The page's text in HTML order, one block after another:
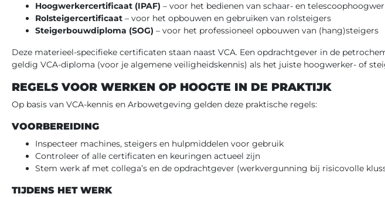
Hoogwerkercertificaat (IPAF) – voor het bedienen van schaar- en
Rolsteigercertificaat – voor het opbouwen en gebruiken van rolsteigers
Steigerbouwdiploma (SOG) – voor het professioneel opbouwen van (hang)steigers
Deze materieel-specifieke certificaten staan naast VCA. Een opdrachtgever in de
geldig VCA-diploma (voor je algemene veiligheidskennis) als het juiste hoogwerker- of
REGELS VOOR WERKEN OP HOOGTE IN DE PRAKTIJK
Op basis van VCA-kennis en Arbowetgeving gelden deze praktische regels:
VOORBEREIDING
Inspecteer machines, steigers en hulpmiddelen voor gebruik
Controleer of alle certificaten en keuringen actueel zijn
Stem werk af met collega’s en de opdrachtgever (werkvergunning bij risicovolle
TIJDENS HET WERK